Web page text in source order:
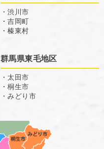
・渋川市
・吉岡町
・榛東村
群馬県東毛地区
・太田市
・桐生市
・みどり市